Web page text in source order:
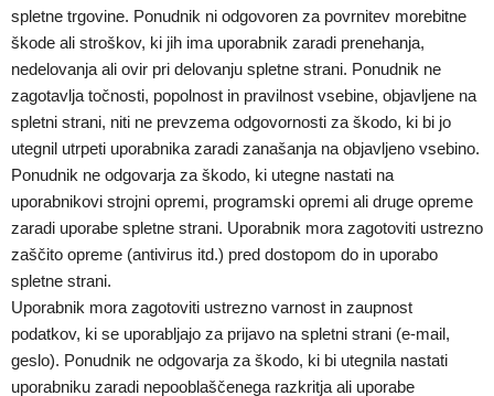
spletne trgovine. Ponudnik ni odgovoren za povrnitev morebitne
škode ali stroškov, ki jih ima uporabnik zaradi prenehanja,
nedelovanja ali ovir pri delovanju spletne strani. Ponudnik ne
zagotavlja točnosti, popolnost in pravilnost vsebine, objavljene na
spletni strani, niti ne prevzema odgovornosti za škodo, ki bi jo
utegnil utrpeti uporabnika zaradi zanašanja na objavljeno vsebino.
Ponudnik ne odgovarja za škodo, ki utegne nastati na
uporabnikovi strojni opremi, programski opremi ali druge opreme
zaradi uporabe spletne strani. Uporabnik mora zagotoviti ustrezno
zaščito opreme (antivirus itd.) pred dostopom do in uporabo
spletne strani.
Uporabnik mora zagotoviti ustrezno varnost in zaupnost
podatkov, ki se uporabljajo za prijavo na spletni strani (e-mail,
geslo). Ponudnik ne odgovarja za škodo, ki bi utegnila nastati
uporabniku zaradi nepooblaščenega razkritja ali uporabe